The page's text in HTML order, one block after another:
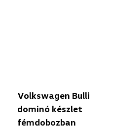
Volkswagen Bulli
dominó készlet
fémdobozban